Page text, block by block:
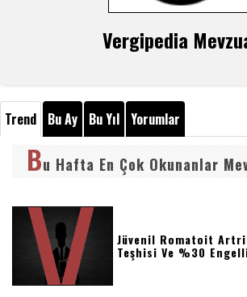
Vergipedia
Trend Bu Ay Bu Yıl Yorumlar
Bu Hafta En Çok Okunanlar
Jüvenil Romatoit
Teşhisi Ve %30